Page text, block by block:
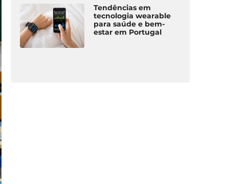
Tendências em
tecnologia wearable
para saúde e bem-
estar em Portugal